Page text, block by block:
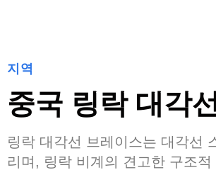
지역
중국 링락 대각
링락 대각선 브레이스는 대각선
리며, 링락 비계의 견고한 구조